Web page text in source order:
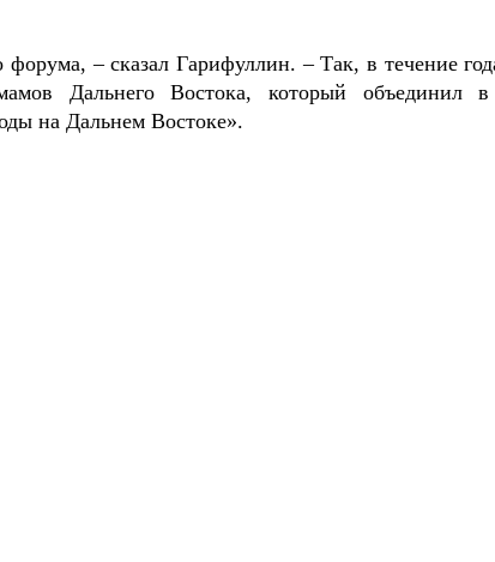
– сказал Гарифуллин. – Так, в течение
Дальнего Востока, который объединил в
на Дальнем Востоке».